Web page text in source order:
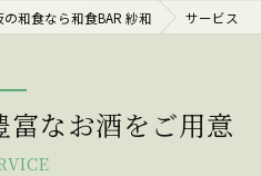
和食なら和食BAR 紗和 サービス
なお酒をご用意